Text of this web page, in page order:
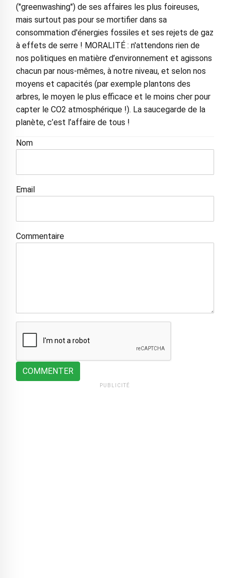
("greenwashing") de ses affaires les plus foireuses,
mais surtout pas pour se mortifier dans sa
consommation d'énergies fossiles et ses rejets de gaz
à effets de serre ! MORALITÉ : n'attendons rien de
nos politiques en matière d’environnement et agissons
chacun par nous-mêmes, à notre niveau, et selon nos
moyens et capacités (par exemple plantons des
arbres, le moyen le plus efficace et le moins cher pour
capter le CO2 atmosphérique !). La saucegarde de la
planète, c’est l’affaire de tous !
Nom
Email
Commentaire
COMMENTER
PUBLICITÉ